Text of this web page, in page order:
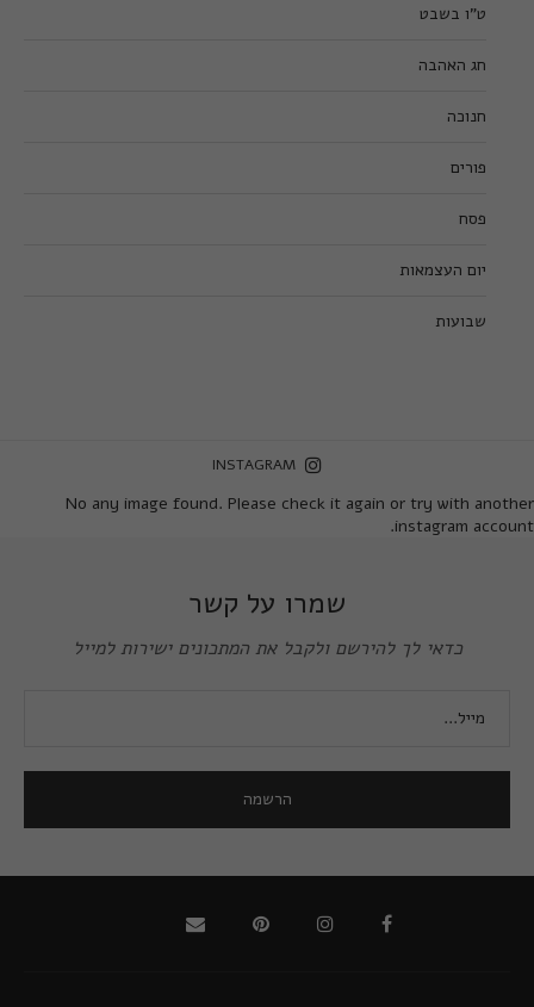
ט”ו בשבט
חג האהבה
חנוכה
פורים
פסח
יום העצמאות
שבועות
INSTAGRAM
No any image found. Please check it again or try with another
instagram account.
שמרו על קשר
כדאי לך להירשם ולקבל את המתכונים ישירות למייל